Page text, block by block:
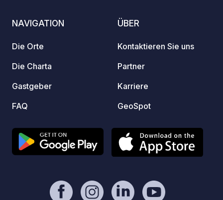
NAVIGATION
Die Orte
Die Charta
Gastgeber
FAQ
ÜBER
Kontaktieren Sie uns
Partner
Karriere
GeoSpot